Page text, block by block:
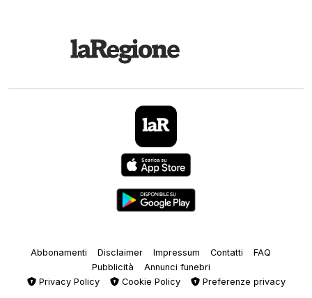
Abbonamenti Disclaimer Impressum Contatti
FAQ
Pubblicità
Annunci funebri
Privacy Policy
Cookie Policy Preferenze privacy